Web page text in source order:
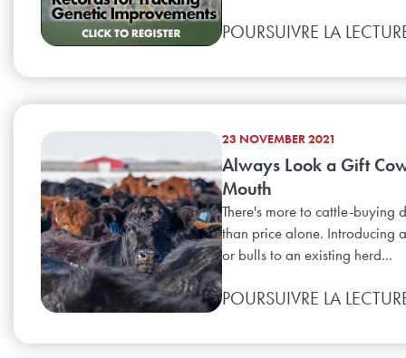
POURSUIVRE LA
23 NOVEMBER 2021
Always Look a Gift
Mouth
There's more to cattle-buying
than price alone. Introducing
or bulls to an existing herd...
POURSUIVRE LA